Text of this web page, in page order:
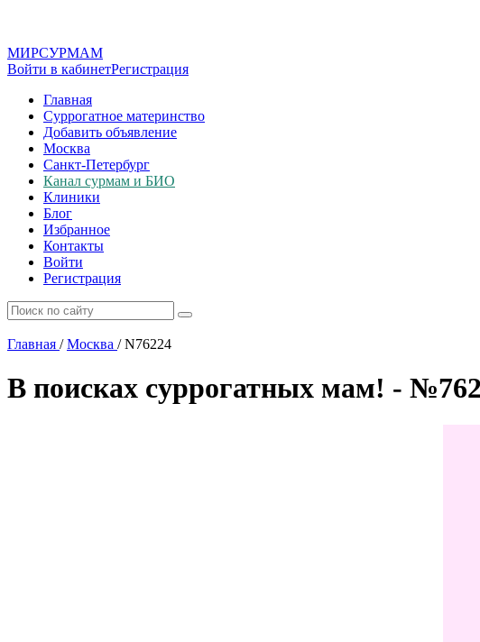
МИРСУРМАМ
Войти в кабинетРегистрация
Главная
Суррогатное материнство
Добавить объявление
Москва
Санкт-Петербург
Канал сурмам и БИО
Клиники
Блог
Избранное
Контакты
Войти
Регистрация
Главная / Москва /N76224
В поисках суррогатных мам! -